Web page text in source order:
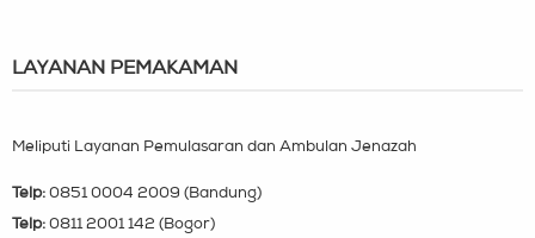
LAYANAN PEMAKAMAN
Meliputi Layanan Pemulasaran dan Ambulan Jenazah
Telp: 0851 0004 2009 (Bandung)
Telp: 0811 2001 142 (Bogor)